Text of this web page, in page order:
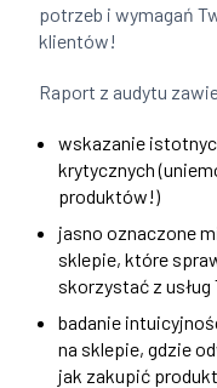
potrzeb i wymagań
klientów!
Raport z audytu
wskazanie
krytycznych
produktów!)
jasno oznaczone
sklepie, które
skorzystać z
badanie
na sklepie, gdzie
jak zakupić